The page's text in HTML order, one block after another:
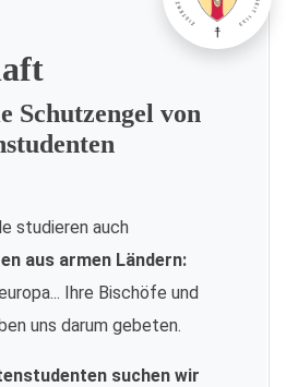
Schutzengel von
studieren auch
aus armen Ländern:
Ihre Bischöfe und
uns darum gebeten.
suchen wir